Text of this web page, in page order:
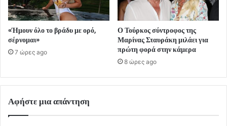
«Ήμουν όλο το βράδυ με ορό,
σέρνομαι»
7 ώρες ago
Ο Τούρκος σύντροφος της
Μαρίνας Σταυράκη μιλάει για
πρώτη φορά στην κάμερα
8 ώρες ago
Αφήστε μια απάντηση